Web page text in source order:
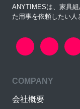
ANYTIMESは、家具
た用事を依頼したい人
COMPANY
会社概要